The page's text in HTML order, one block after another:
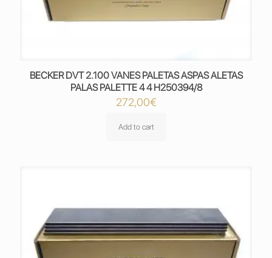
BECKER DVT 2.100 VANES PALETAS ASPAS ALETAS
PALAS PALETTE 4 4 H250394/8
272,00€
Add to cart